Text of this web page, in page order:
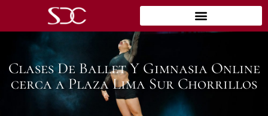
Clases De Ballet Y Gimnasia Online
cerca a Plaza Lima Sur Chorrillos